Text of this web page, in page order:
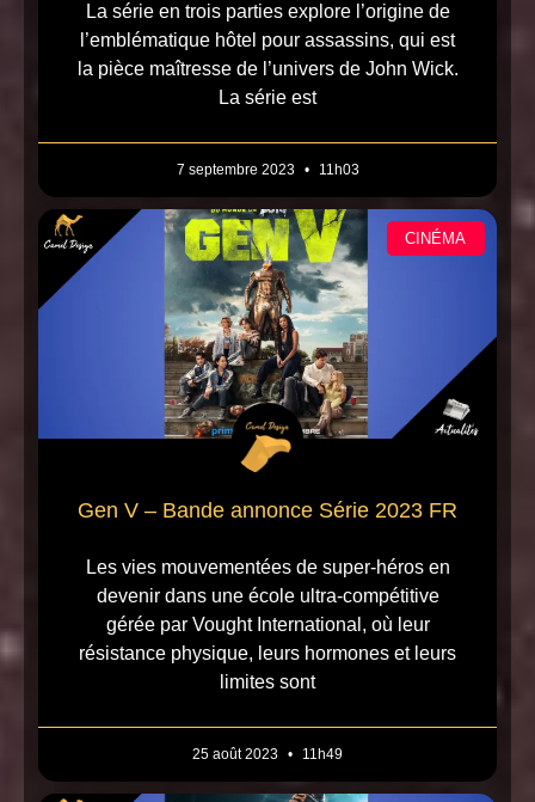
La série en trois parties explore l’origine de
l’emblématique hôtel pour assassins, qui est
la pièce maîtresse de l’univers de John Wick.
La série est
7 septembre 2023 11h03
CINÉMA
Gen V – Bande annonce Série 2023 FR
Les vies mouvementées de super-héros en
devenir dans une école ultra-compétitive
gérée par Vought International, où leur
résistance physique, leurs hormones et leurs
limites sont
25 août 2023 11h49